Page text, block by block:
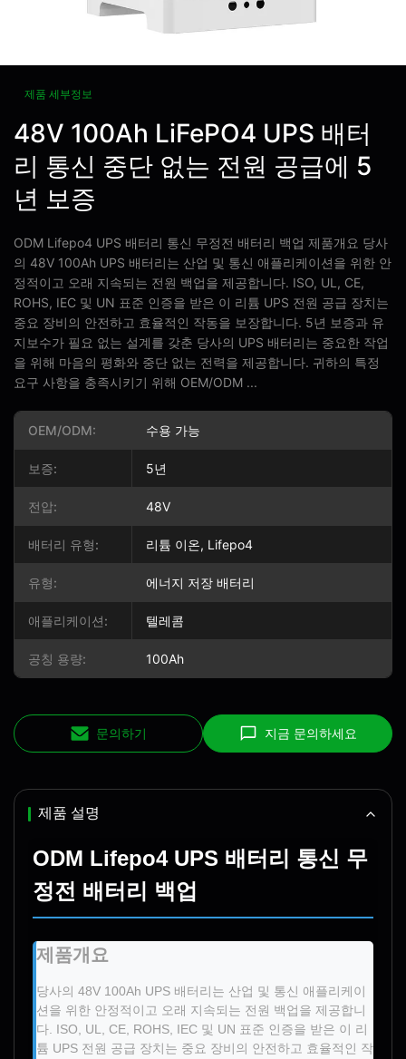
제품 세부정보
48V 100Ah LiFePO4 UPS 배터
리 통신 중단 없는 전원 공급에 5
년 보증
ODM Lifepo4 UPS 배터리 통신 무정전 배터리 백업 제품개요 당사
의 48V 100Ah UPS 배터리는 산업 및 통신 애플리케이션을 위한 안
정적이고 오래 지속되는 전원 백업을 제공합니다. ISO, UL, CE,
ROHS, IEC 및 UN 표준 인증을 받은 이 리튬 UPS 전원 공급 장치는
중요 장비의 안전하고 효율적인 작동을 보장합니다. 5년 보증과 유
지보수가 필요 없는 설계를 갖춘 당사의 UPS 배터리는 중요한 작업
을 위해 마음의 평화와 중단 없는 전력을 제공합니다. 귀하의 특정
요구 사항을 충족시키기 위해 OEM/ODM ...
OEM/ODM: 수용 가능
보증: 5년
전압: 48V
배터리 유형: 리튬 이온, Lifepo4
유형: 에너지 저장 배터리
애플리케이션: 텔레콤
공칭 용량: 100Ah
문의하기 지금 문의하세요
제품 설명
ODM Lifepo4 UPS 배터리 통신 무
정전 배터리 백업
제품개요
당사의 48V 100Ah UPS 배터리는 산업 및 통신 애플리케이
션을 위한 안정적이고 오래 지속되는 전원 백업을 제공합니
다. ISO, UL, CE, ROHS, IEC 및 UN 표준 인증을 받은 이 리
튬 UPS 전원 공급 장치는 중요 장비의 안전하고 효율적인 작